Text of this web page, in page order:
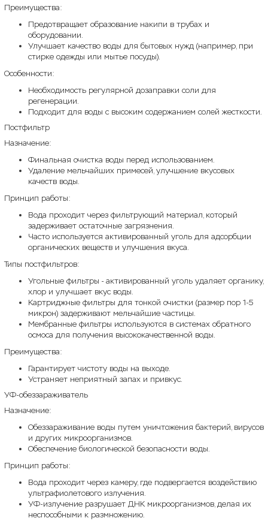
Преимущества:
Предотвращает образование накипи в трубах и
оборудовании.
Улучшает качество воды для бытовых нужд (например, при
стирке одежды или мытье посуды).
Особенности:
Необходимость регулярной дозаправки соли для
регенерации.
Подходит для воды с высоким содержанием солей жесткости.
Постфильтр
Назначение:
Финальная очистка воды перед использованием.
Удаление мельчайших примесей, улучшение вкусовых
качеств воды.
Принцип работы:
Вода проходит через фильтрующий материал, который
задерживает остаточные загрязнения.
Часто используется активированный уголь для адсорбции
органических веществ и улучшения вкуса.
Типы постфильтров:
Угольные фильтры - активированный уголь удаляет органику,
хлор и улучшает вкус воды.
Картриджные фильтры для тонкой очистки (размер пор 1-5
микрон) задерживают мельчайшие частицы.
Мембранные фильтры используются в системах обратного
осмоса для получения высококачественной воды.
Преимущества:
Гарантирует чистоту воды на выходе.
Устраняет неприятный запах и привкус.
УФ-обеззараживатель
Назначение:
Обеззараживание воды путем уничтожения бактерий, вирусов
и других микроорганизмов.
Обеспечение биологической безопасности воды.
Принцип работы:
Вода проходит через камеру, где подвергается воздействию
ультрафиолетового излучения.
УФ-излучение разрушает ДНК микроорганизмов, делая их
неспособными к размножению.